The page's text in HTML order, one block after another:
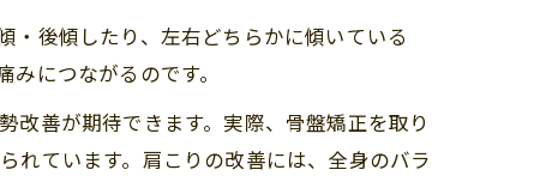
・後傾したり、左右どちらかに傾いている
につながるのです。
善が期待できます。実際、骨盤矯正を取り
れています。肩こりの改善には、全身のバラ